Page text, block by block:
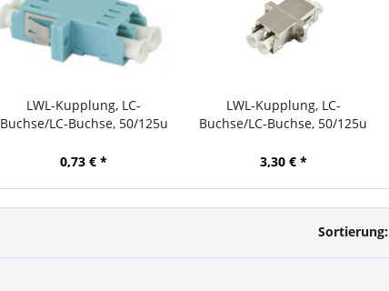
LWL-Kupplung, LC-
Buchse/LC-Buchse, 50/125u
duplex, PVC, mit Flansch,
0,73 € *
LWL-Kupplung, LC-
Buchse/LC-Buchse, 50/125u
mit Flansch, Synergy 21
3,30 € *
Sortierung: